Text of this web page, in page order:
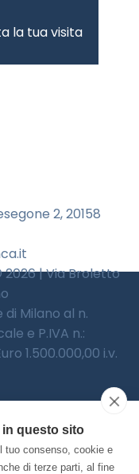
la tua visita
2, 20158
2026 | Via Broletto
Milano al n.
e P.IVA n.:
1.500.000,00 i.v.
in questo sito
tuo consenso, cookie e
di terze parti, al fine